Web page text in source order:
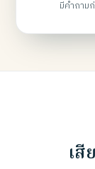
มีคำถาม
เ